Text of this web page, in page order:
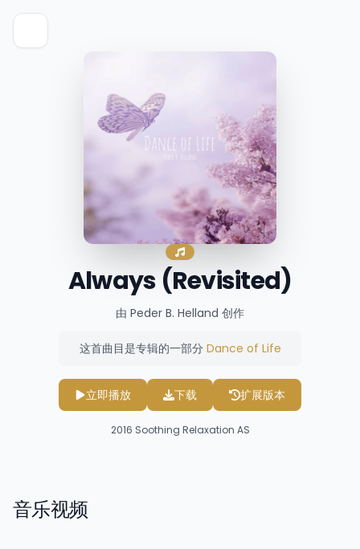
Always (Revisited)
由 Peder B. Helland 创作
这首曲目是专辑的一部分 Dance of Life
立即播放 下载 扩展版本
2016 Soothing Relaxation AS
音乐视频